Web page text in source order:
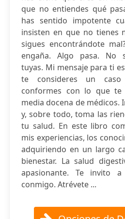
que no entiendes qué
has sentido impotente
insisten en que no tienes
sigues encontrándote
engaña. Algo pasa. No
tuyas. Mi mensaje para ti
te consideres un
conformes con lo que
media docena de médicos.
y, sobre todo, toma las
tu salud. En este libro
mis experiencias, los
adquiriendo en un largo
bienestar. La salud
apasionante. Te invito
conmigo. Atrévete ...